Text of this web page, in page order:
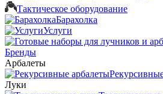
Тактическое оборудование
Барахолка
Услуги
Бренды
Арбалеты
Луки